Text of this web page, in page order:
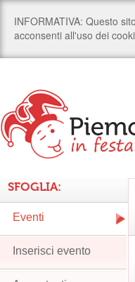
SFOGLIA:
Eventi
Inserisci evento